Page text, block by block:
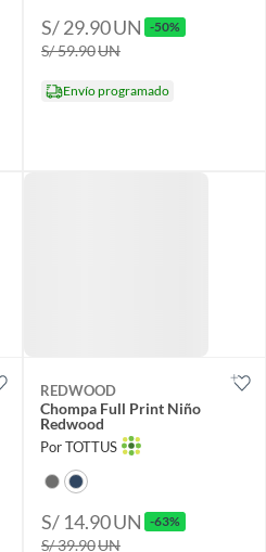
S/ 29.90UN -50%
S/ 59.90UN
Envío programado
REDWOOD
Chompa Full Print Niño
Redwood
Por TOTTUS
S/ 14.90UN -63%
S/ 39.90UN